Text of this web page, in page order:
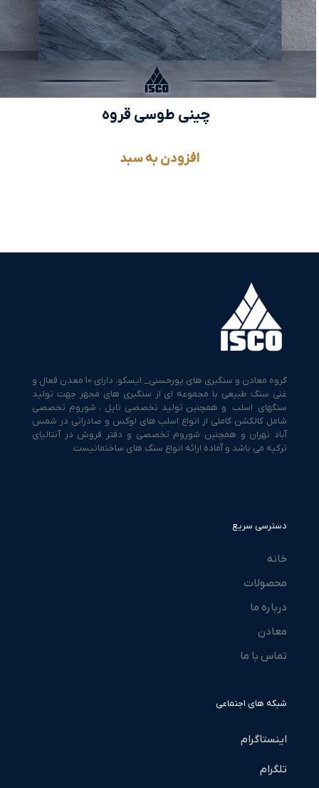
چینی طوسی قروه
افزودن به سبد
گروه معادن و سنگبری های پورحسنی_ ایسکو، دارای 10 معدن فعال و
غنی سنگ طبیعی با مجموعه ای از سنگبری های مجهز جهت تولید
سنگهای اسلب و همچنین تولید تخصصی تایل ، شوروم تخصصی
شامل کالکشن کاملی از انواع اسلب های لوکس و صادراتی در شمس
آباد تهران و همچنین شوروم تخصصی و دفتر فروش در آنتالیای
ترکیه می باشد و آماده ارائه انواع سنگ های ساختمانیست.
دسترسی سریع
خانه
محصولات
درباره ما
معادن
تماس با ما
شبکه های اجتماعی
اینستاگرام
تلگرام